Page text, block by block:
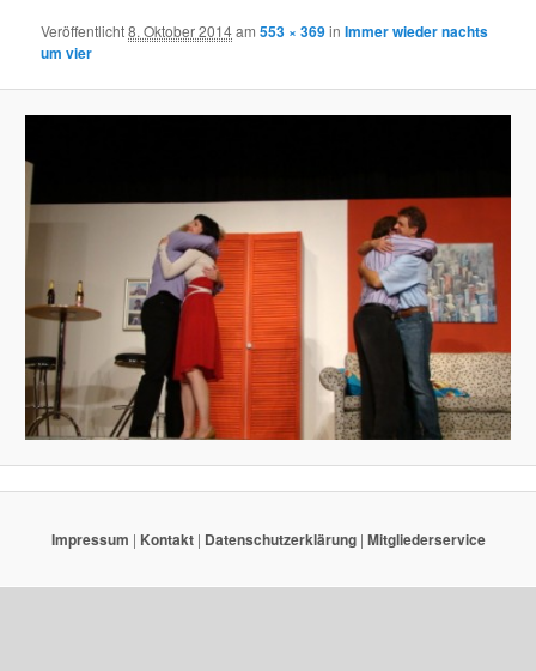
Veröffentlicht8. Oktober 2014am553 × 369inImmer wieder nachts
um vier
Impressum | Kontakt| Datenschutzerklärung| Mitgliederservice